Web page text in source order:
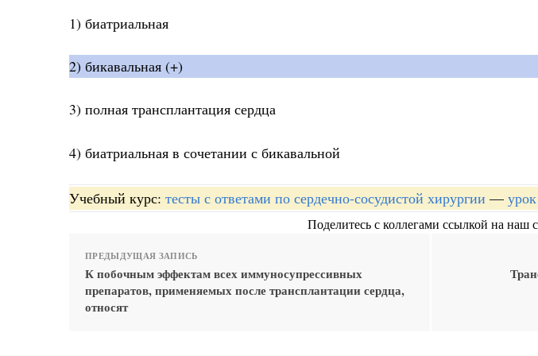
1) биатриальная
2) бикавальная (+)
3) полная трансплантация сердца
4) биатриальная в сочетании с бикавальной
Учебный курс: тесты с ответами по сердечно-сосудистой хирургии —
Поделитесь с коллегами ссылкой на наш
ПРЕДЫДУЩАЯ ЗАПИСЬ
К побочным эффектам всех иммуносупрессивных
препаратов, применяемых после трансплантации сердца,
относят